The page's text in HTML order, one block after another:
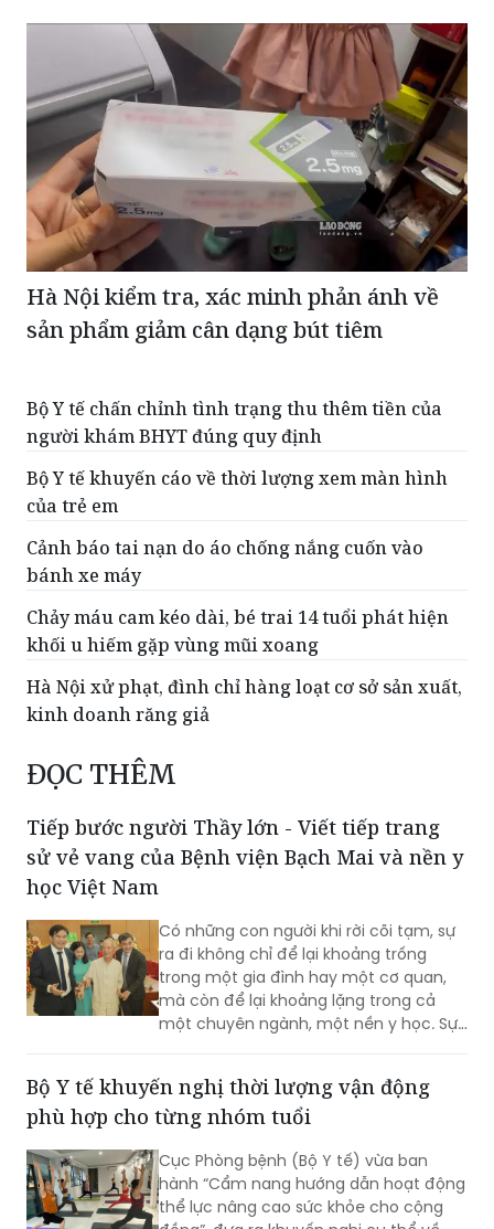
Hà Nội kiểm tra, xác minh phản ánh về
sản phẩm giảm cân dạng bút tiêm
Bộ Y tế chấn chỉnh tình trạng thu thêm tiền của
Bộ Y tế khuyến cáo về thời lượng xem màn hình
của trẻ em
Cảnh báo tai nạn do áo chống nắng cuốn vào
bánh xe máy
Chảy máu cam kéo dài, bé trai 14 tuổi phát hiện
khối u hiếm gặp vùng mũi xoang
Hà Nội xử phạt, đình chỉ hàng loạt cơ sở sản xuất,
kinh doanh răng giả
ĐỌC THÊM
Tiếp bước người Thầy lớn - Viết tiếp trang
học Việt Nam
Có những con người khi rời cõi tạm, sự
trong một gia đình hay một cơ quan,
mà còn để lại khoảng lặng trong cả
một chuyên ngành, một nền y học. Sự
từ biệt của Anh hùng Lao động, Thầy
thuốc Nhân dân, Giáo sư Vũ Văn Đính là
một mất mát như vậy.
Bộ Y tế khuyến nghị thời lượng vận động
Cục Phòng bệnh (Bộ Y tế) vừa ban
hành “Cẩm nang hướng dẫn hoạt động
thể lực nâng cao sức khỏe cho cộng
đồng”, đưa ra khuyến nghị cụ thể về
thời lượng vận động phù hợp cho từng
nhóm tuổi, từ trẻ em dưới 1 tuổi đến